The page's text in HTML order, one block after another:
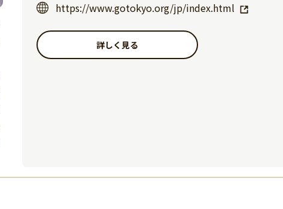
https://www.gotokyo.org/jp/index.html
詳しく見る